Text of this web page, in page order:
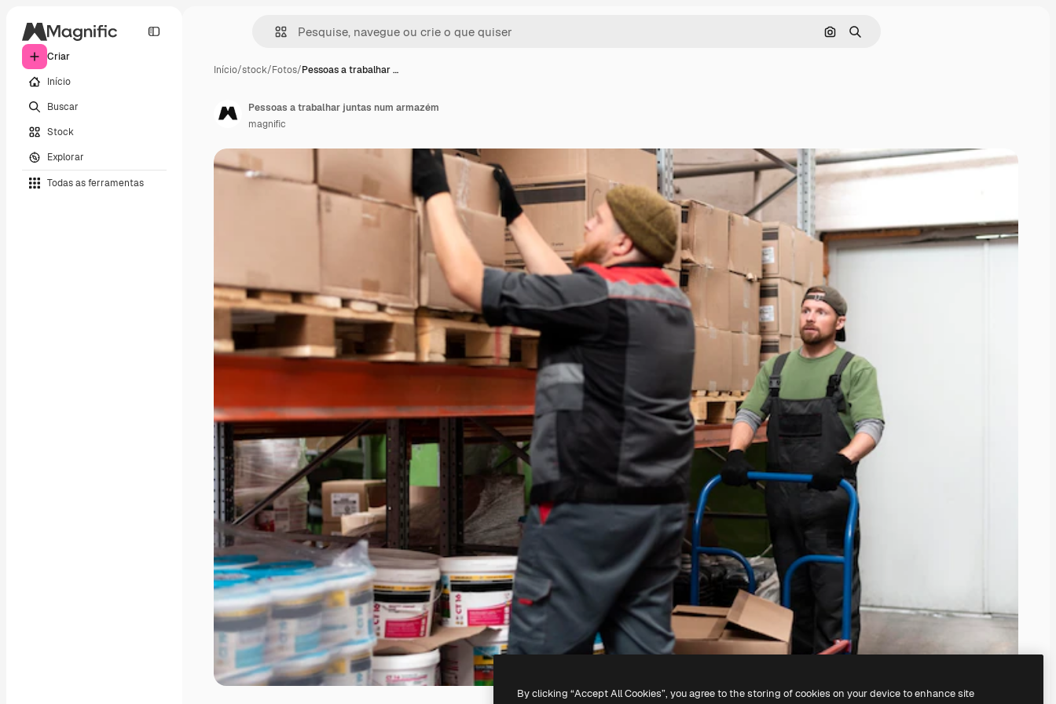
Criar
Início
Buscar
Stock
Explorar
Todas as ferramentas
Pesquisar por imagem
Buscar
Início/stock/Fotos/Pessoas a trabalhar …
Pessoas a trabalhar juntas num armazém
magnific
By clicking “Accept All Cookies”, you agree to the storing of cookies on your device to enhance site